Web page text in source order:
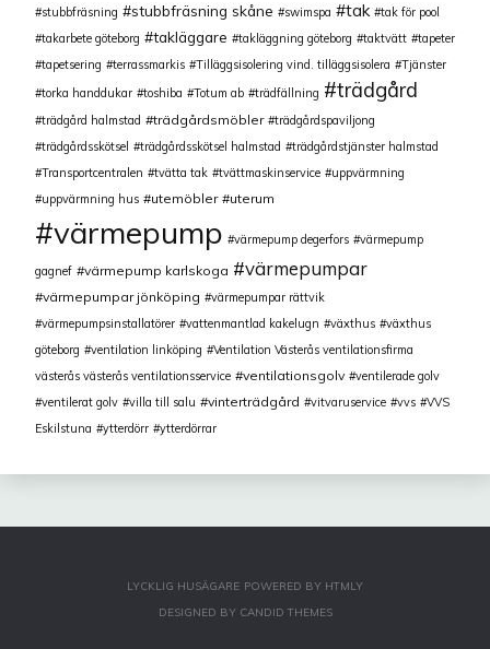
stubbfräsning
stubbfräsning skåne swimspa tak
tak för pool
takarbete göteborg
takläggare takläggning göteborg taktvätt
tapeter
tapetsering
terrassmarkis Tilläggsisolering vind. tilläggsisolera
Tjänster
torka handdukar
toshiba Totum ab trädfällning trädgård
trädgård halmstad trädgårdsmöbler
trädgårdspaviljong
trädgårdsskötsel
trädgårdsskötsel halmstad
trädgårdstjänster halmstad
Transportcentralen
tvätta tak tvättmaskinservice
uppvärmning
uppvärmning hus
utemöbler uterum
värmepump värmepump degerfors värmepump
gagnef värmepump karlskoga värmepumpar
värmepumpar jönköping
värmepumpar rättvik
värmepumpsinstallatörer
vattenmantlad kakelugn växthus
växthus
göteborg
ventilation linköping
Ventilation Västerås ventilationsfirma
västerås västerås ventilationsservice
ventilationsgolv
ventilerade golv
ventilerat golv
villa till salu vinterträdgård vitvaruservice vvs
VVS
Eskilstuna
ytterdörr ytterdörrar
LYCKLIG HUSÄGARE POWERED BY HTMLY
DESIGNED BY CANDID THEMES